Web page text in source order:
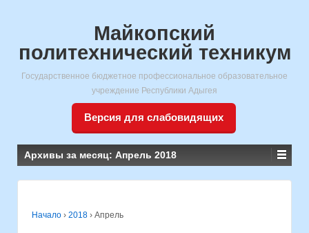
Майкопский
политехнический техникум
Государственное бюджетное профессиональное образовательное
учреждение Республики Адыгея
Версия для слабовидящих
Архивы за месяц: Апрель 2018
Начало › 2018 › Апрель